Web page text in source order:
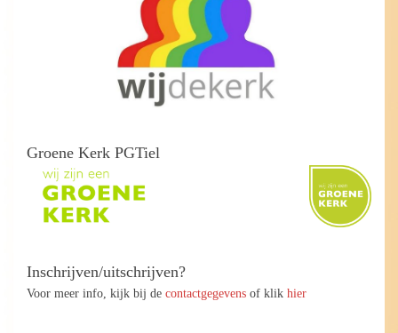
Groene Kerk PGTiel
Inschrijven/uitschrijven?
Voor meer info, kijk bij de contactgegevens of klik hier